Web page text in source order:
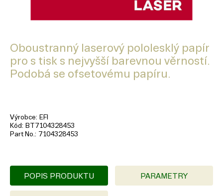
Oboustranný laserový pololesklý papír
pro s tisk s nejvyšší barevnou věrností.
Podobá se ofsetovému papíru.
Výrobce
EFI
Kód
BT7104328453
Part No. 7104328453
POPIS PRODUKTU PARAMETRY